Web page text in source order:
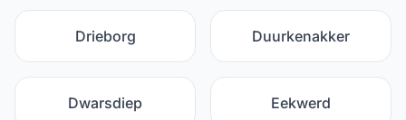
Drieborg Duurkenakker
Dwarsdiep Eekwerd